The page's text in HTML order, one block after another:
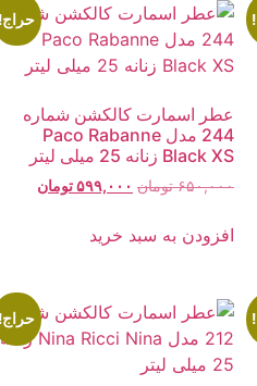
حراج!
عطر اسمارت کالکشن شماره
244 مدل Paco Rabanne
Black XS زنانه 25 میلی لیتر
۶۵۰,۰۰۰ تومانقیمت
۵۹۹,۰۰۰تومانقیمت
افزودن به سبد خرید
حراج!